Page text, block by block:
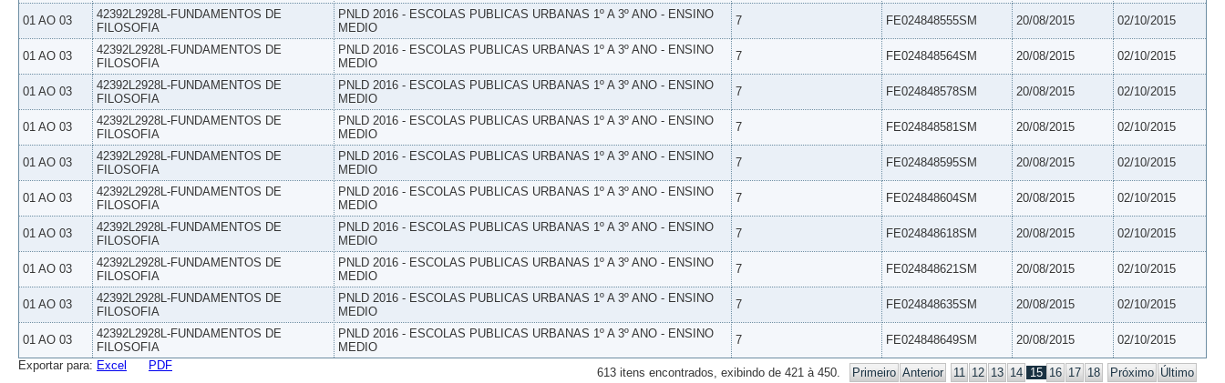
01 AO 03
42392L2928L-FUNDAMENTOS DE
FILOSOFIA
PNLD 2016 - ESCOLAS PUBLICAS URBANAS 1º A 3º ANO - ENSINO
MEDIO
7 FE024848555SM 20/08/2015 02/10/2015
01 AO 03
42392L2928L-FUNDAMENTOS DE
FILOSOFIA
PNLD 2016 - ESCOLAS PUBLICAS URBANAS 1º A 3º ANO - ENSINO
MEDIO
7 FE024848564SM 20/08/2015 02/10/2015
01 AO 03
42392L2928L-FUNDAMENTOS DE
FILOSOFIA
PNLD 2016 - ESCOLAS PUBLICAS URBANAS 1º A 3º ANO - ENSINO
MEDIO
7 FE024848578SM 20/08/2015 02/10/2015
01 AO 03
42392L2928L-FUNDAMENTOS DE
FILOSOFIA
PNLD 2016 - ESCOLAS PUBLICAS URBANAS 1º A 3º ANO - ENSINO
MEDIO
7 FE024848581SM 20/08/2015 02/10/2015
01 AO 03
42392L2928L-FUNDAMENTOS DE
FILOSOFIA
PNLD 2016 - ESCOLAS PUBLICAS URBANAS 1º A 3º ANO - ENSINO
MEDIO
7 FE024848595SM 20/08/2015 02/10/2015
01 AO 03
42392L2928L-FUNDAMENTOS DE
FILOSOFIA
PNLD 2016 - ESCOLAS PUBLICAS URBANAS 1º A 3º ANO - ENSINO
MEDIO
7 FE024848604SM 20/08/2015 02/10/2015
01 AO 03
42392L2928L-FUNDAMENTOS DE
FILOSOFIA
PNLD 2016 - ESCOLAS PUBLICAS URBANAS 1º A 3º ANO - ENSINO
MEDIO
7 FE024848618SM 20/08/2015 02/10/2015
01 AO 03
42392L2928L-FUNDAMENTOS DE
FILOSOFIA
PNLD 2016 - ESCOLAS PUBLICAS URBANAS 1º A 3º ANO - ENSINO
MEDIO
7 FE024848621SM 20/08/2015 02/10/2015
01 AO 03
42392L2928L-FUNDAMENTOS DE
FILOSOFIA
PNLD 2016 - ESCOLAS PUBLICAS URBANAS 1º A 3º ANO - ENSINO
MEDIO
7 FE024848635SM 20/08/2015 02/10/2015
01 AO 03
42392L2928L-FUNDAMENTOS DE
FILOSOFIA
PNLD 2016 - ESCOLAS PUBLICAS URBANAS 1º A 3º ANO - ENSINO
MEDIO
7 FE024848649SM 20/08/2015 02/10/2015
613 itens encontrados, exibindo de 421 à 450. Primeiro Anterior 11 12 13 14 15 16 17 18 Próximo Último
Exportar para: Excel PDF